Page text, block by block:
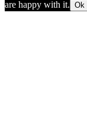
are happy with it. Ok